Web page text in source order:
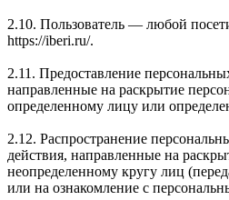
2.10. Пользователь — любой
https://iberi.ru/.
2.11. Предоставление
направленные на раскрытие
определенному лицу или
2.12. Распространение
действия, направленные на
неопределенному кругу лиц
или на ознакомление с